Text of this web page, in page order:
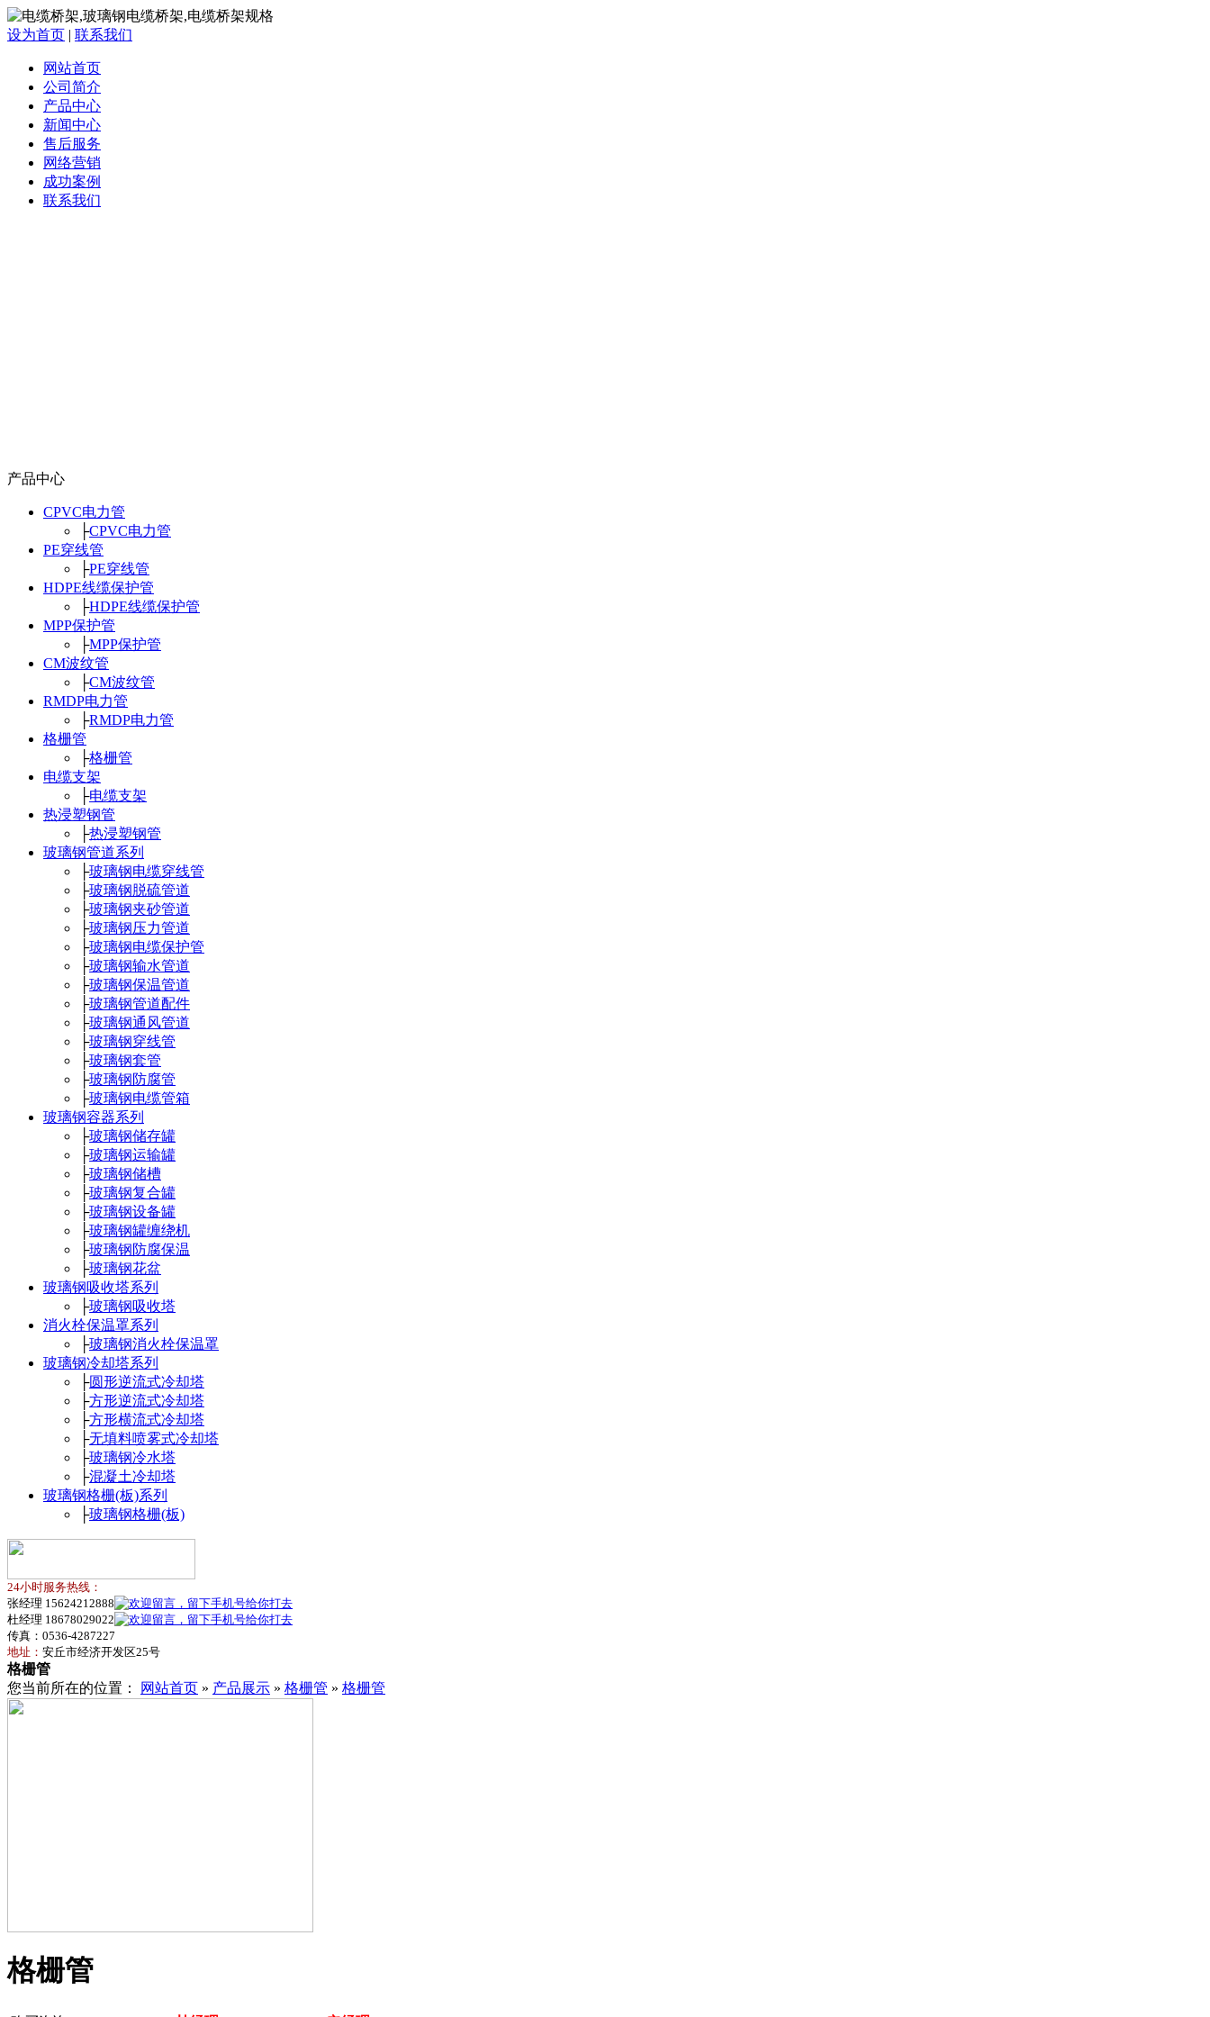
设为首页 | 联系我们
网站首页
公司简介
产品中心
新闻中心
售后服务
网络营销
成功案例
联系我们
产品中心
CPVC电力管
├CPVC电力管
PE穿线管
├PE穿线管
HDPE线缆保护管
├HDPE线缆保护管
MPP保护管
├MPP保护管
CM波纹管
├CM波纹管
RMDP电力管
├RMDP电力管
格栅管
├格栅管
电缆支架
├电缆支架
热浸塑钢管
├热浸塑钢管
玻璃钢管道系列
├玻璃钢电缆穿线管
├玻璃钢脱硫管道
├玻璃钢夹砂管道
├玻璃钢压力管道
├玻璃钢电缆保护管
├玻璃钢输水管道
├玻璃钢保温管道
├玻璃钢管道配件
├玻璃钢通风管道
├玻璃钢穿线管
├玻璃钢套管
├玻璃钢防腐管
├玻璃钢电缆管箱
玻璃钢容器系列
├玻璃钢储存罐
├玻璃钢运输罐
├玻璃钢储槽
├玻璃钢复合罐
├玻璃钢设备罐
├玻璃钢罐缠绕机
├玻璃钢防腐保温
├玻璃钢花盆
玻璃钢吸收塔系列
├玻璃钢吸收塔
消火栓保温罩系列
├玻璃钢消火栓保温罩
玻璃钢冷却塔系列
├圆形逆流式冷却塔
├方形逆流式冷却塔
├方形横流式冷却塔
├无填料喷雾式冷却塔
├玻璃钢冷水塔
├混凝土冷却塔
玻璃钢格栅(板)系列
├玻璃钢格栅(板)
24小时服务热线：
张经理 15624212888
杜经理 18678029022
传真：0536-4287227
地址： 安丘市经济开发区25号
格栅管
您当前所在的位置：
网站首页 » 产品展示 » 格栅管 » 格栅管
格栅管